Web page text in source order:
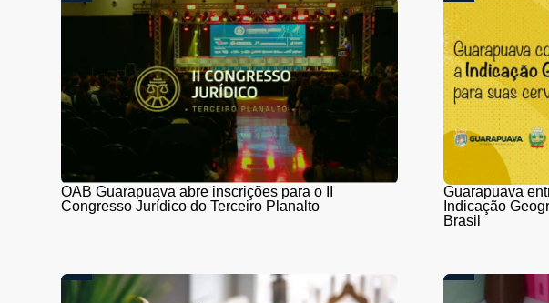
OAB Guarapuava abre inscrições para o II
Congresso Jurídico do Terceiro Planalto
Guarapuava
Indicação
Brasil